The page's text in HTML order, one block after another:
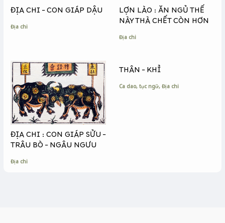
k
e
k
ĐỊA CHI – CON GIÁP DẬU
Địa chi
LỢN LÀO : ĂN NGỦ THẾ
NÀY THÀ CHẾT CÒN HƠN
Địa chi
ĐỊA CHI : CON GIÁP SỬU –
TRÂU BÒ – NGÂU NGƯU
Địa chi
THÂN – KHỈ
Ca dao, tục ngữ, Địa chi